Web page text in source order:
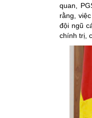
quan,
rằng,
đội ngũ
chính trị,